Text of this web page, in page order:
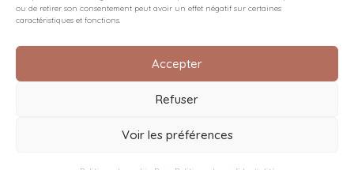
ou de retirer son consentement peut avoir un effet négatif sur certaines
caractéristiques et fonctions.
Accepter
Refuser
Voir les préférences
Conditions générales de vente